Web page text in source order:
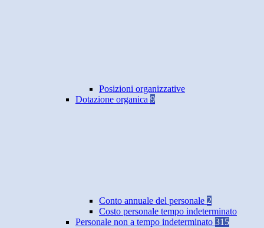
Posizioni organizzative
Dotazione organica 9
Conto annuale del personale 2
Costo personale tempo indeterminato
Personale non a tempo indeterminato 315